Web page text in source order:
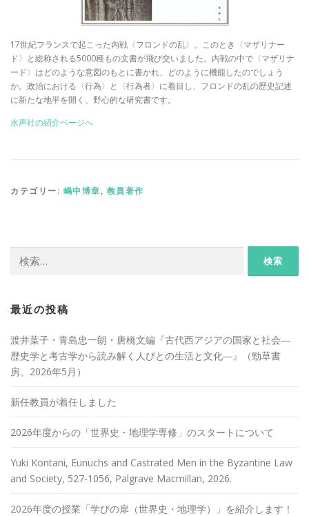
17世紀フランスで起こった内戦〈フロンドの乱〉。このとき〈マザリナー
ド〉と総称される5000種もの文書が飛び交いました。内戦の中で〈マザリナ
ード〉はどのような意図のもとに書かれ、どのように機能したのでしょう
か。政治における〈行為〉と〈行為者〉に着目し、フロンドの乱の歴史記述
に新たな地平を開く、野心的な研究書です。
水声社の紹介ページへ
カテゴリー: 嶋中博章, 教員著作
索:
最近の投稿
渡井葉子・青島忠一朗・唐橋文編『古代西アジアの国家と社会―
歴史学と考古学から読み解く人びとの生活と文化―』（勁草書
房、2026年5月）
新任教員が着任しました
2026年度からの「世界史・地理学専修」のスタートについて
Yuki Kontani, Eunuchs and Castrated Men in the Byzantine Law
and Society, 527-1056, Palgrave Macmillan, 2026.
2026年度の授業「学びの扉（世界史・地理学）」を紹介します！